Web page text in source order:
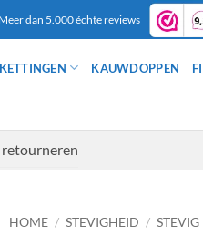
Meer dan 5.000 échte reviews
KAUWDOPPEN
retourneren
HOME / STEVIGHEID / STEVIG